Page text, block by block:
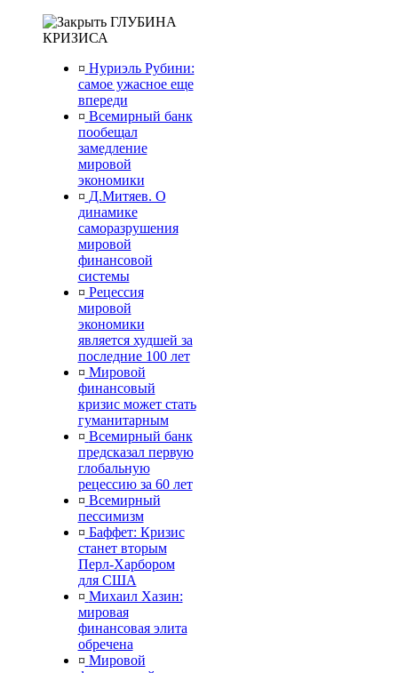
ГЛУБИНА
КРИЗИСА
¤ Нуриэль Рубини:
самое ужасное еще
впереди
¤ Всемирный банк
пообещал
замедление
мировой
экономики
¤ Д.Митяев. О
динамике
саморазрушения
мировой
финансовой
системы
¤ Рецессия
мировой
экономики
является худшей за
последние 100 лет
¤ Мировой
финансовый
кризис может стать
гуманитарным
¤ Всемирный банк
предсказал первую
глобальную
рецессию за 60 лет
¤ Всемирный
пессимизм
¤ Баффет: Кризис
станет вторым
Перл-Харбором
для США
¤ Михаил Хазин:
мировая
финансовая элита
обречена
¤ Мировой